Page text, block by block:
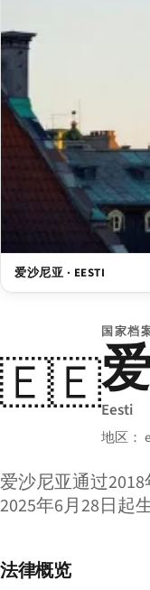
爱沙尼亚 · EESTI
🇪🇪
国家档
Eesti
地区：
爱沙尼亚通过
2025年6月28日起
法律概览